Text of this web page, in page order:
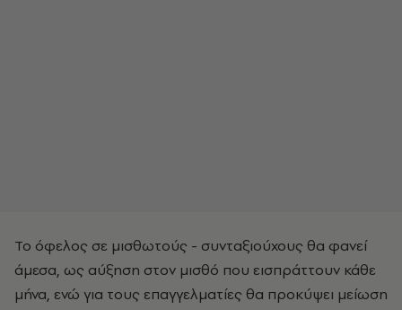
Το όφελος σε μισθωτούς - συνταξιούχους θα φανεί
άμεσα, ως αύξηση στον μισθό που εισπράττουν κάθε
μήνα, ενώ για τους επαγγελματίες θα προκύψει μείωση